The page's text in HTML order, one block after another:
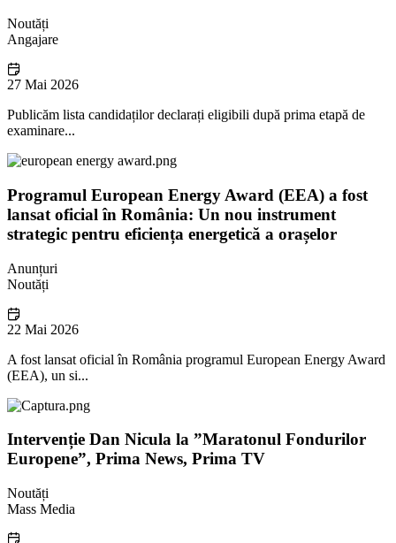
Noutăți
Angajare
27 Mai 2026
Publicăm lista candidaților declarați eligibili după prima etapă de
examinare...
Programul European Energy Award (EEA) a fost
lansat oficial în România: Un nou instrument
strategic pentru eficiența energetică a orașelor
Anunțuri
Noutăți
22 Mai 2026
A fost lansat oficial în România programul European Energy Award
(EEA), un si...
Intervenție Dan Nicula la ”Maratonul Fondurilor
Europene”, Prima News, Prima TV
Noutăți
Mass Media